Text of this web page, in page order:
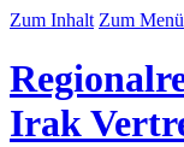
Zum Inhalt Zum Menü
Irak